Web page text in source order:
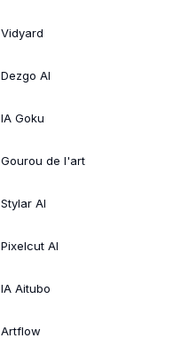
Vidyard
Dezgo AI
IA Goku
Gourou de l'art
Stylar AI
Pixelcut AI
IA Aitubo
Artflow